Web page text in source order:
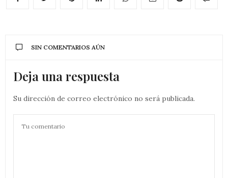
SIN COMENTARIOS AÚN
Deja una respuesta
Su dirección de correo electrónico no será publicada.